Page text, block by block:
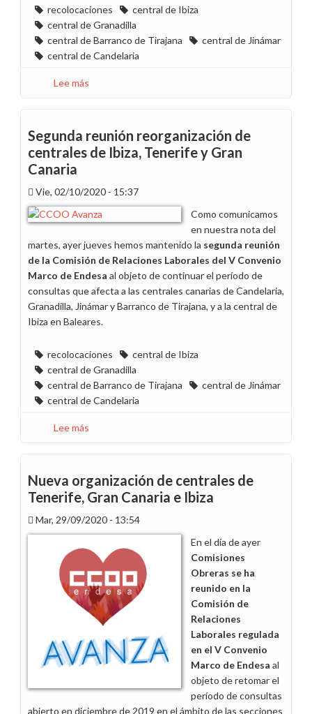
recolocaciones
central de Ibiza
central de Granadilla
central de Barranco de Tirajana
central de Jinámar
central de Candelaria
Lee más
reorganización
de
centrales
Ibiza,
Tenerife
y
Canaria
Segunda reunión reorganización de
centrales de Ibiza, Tenerife y Gran
Canaria
Vie, 02/10/2020 - 15:37
Como comunicamos
en nuestra nota del
martes, ayer jueves hemos mantenido la segunda reunión
de la Comisión de Relaciones Laborales del V Convenio
Marco de Endesa al objeto de continuar el período de
consultas que afecta a las centrales canarias de Candelaria,
Granadilla, Jinámar y Barranco de Tirajana, y a la central de
Ibiza en Baleares.
recolocaciones
central de Ibiza
central de Granadilla
central de Barranco de Tirajana
central de Jinámar
central de Candelaria
Lee más
reorganización
de
centrales
de
Ibiza,
Tenerife
Gran
Canaria
Nueva organización de centrales de
Tenerife, Gran Canaria e Ibiza
Mar, 29/09/2020 - 13:54
En el día de ayer
Comisiones
Obreras se ha
reunido en la
Comisión de
Relaciones
Laborales regulada
en el V Convenio
Marco de Endesa al
objeto de retomar el
período de consultas
abierto en diciembre de 2019 en el ámbito de las secciones